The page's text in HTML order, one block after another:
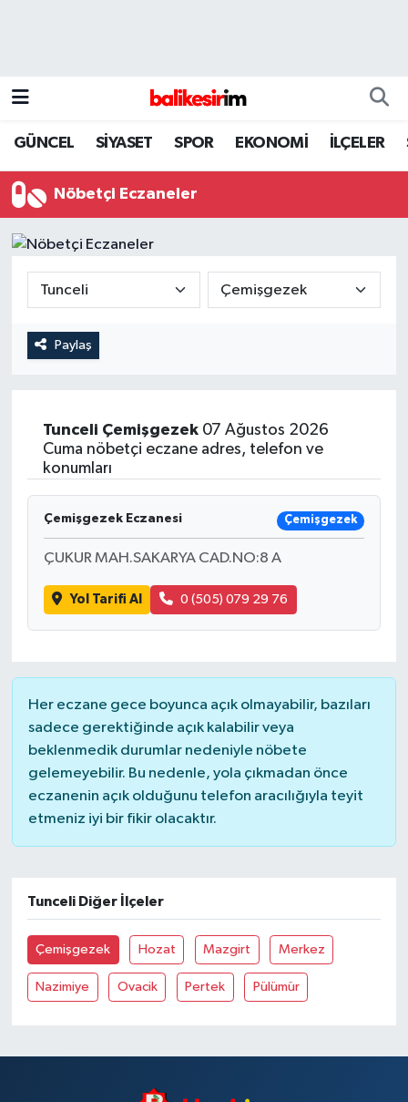
GÜNCEL SİYASET SPOR EKONOMİ İLÇELER
Nöbetçi Eczaneler
Paylaş
Tunceli Çemişgezek07 Ağustos 2026
Cuma nöbetçi eczane adres, telefon ve
konumları
Çemişgezek Eczanesi Çemişgezek
ÇUKUR MAH.SAKARYA CAD.NO:8 A
Yol Tarifi Al 0 (505) 079 29 76
Her eczane gece boyunca açık olmayabilir, bazıları
sadece gerektiğinde açık kalabilir veya
beklenmedik durumlar nedeniyle nöbete
gelemeyebilir. Bu nedenle, yola çıkmadan önce
eczanenin açık olduğunu telefon aracılığıyla teyit
etmeniz iyi bir fikir olacaktır.
Tunceli Diğer İlçeler
Çemişgezek Hozat Mazgirt Merkez
Nazimiye Ovacik Pertek Pülümür